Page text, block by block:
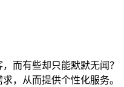
而有些却只能默默无闻？
，从而提供个性化服务。